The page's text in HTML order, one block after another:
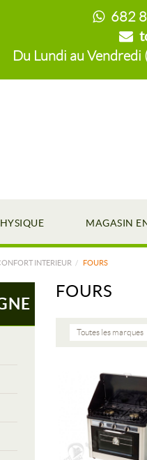
682
Du Lundi au
MAGASIN
INTERIEUR FOURS
FOURS
Toutes les marques